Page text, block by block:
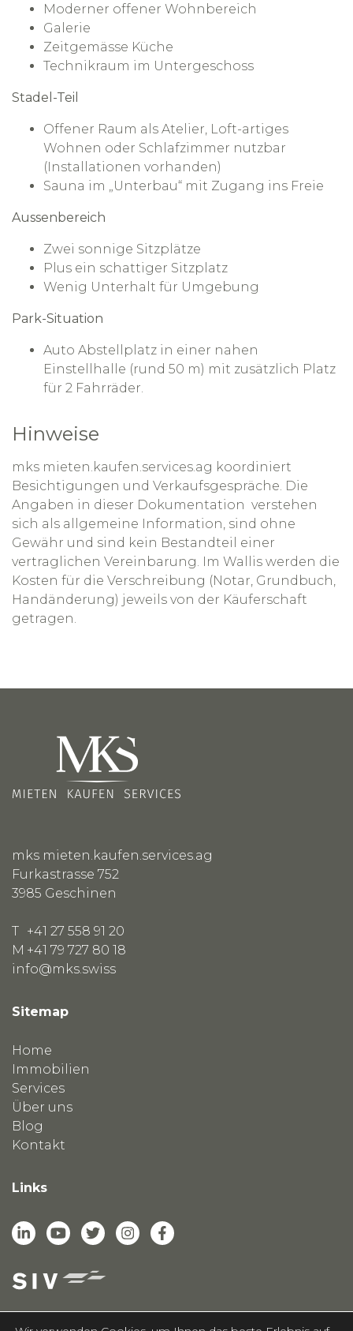
Moderner offener Wohnbereich
Galerie
Zeitgemässe Küche
Technikraum im Untergeschoss
Stadel-Teil
Offener Raum als Atelier, Loft-artiges
Wohnen oder Schlafzimmer nutzbar
(Installationen vorhanden)
Sauna im „Unterbau“ mit Zugang ins Freie
Aussenbereich
Zwei sonnige Sitzplätze
Plus ein schattiger Sitzplatz
Wenig Unterhalt für Umgebung
Park-Situation
Auto Abstellplatz in einer nahen
Einstellhalle (rund 50 m) mit zusätzlich Platz
für 2 Fahrräder.
Hinweise
mks mieten.kaufen.services.ag koordiniert
Besichtigungen und Verkaufsgespräche. Die
Angaben in dieser Dokumentation verstehen
sich als allgemeine Information, sind ohne
Gewähr und sind kein Bestandteil einer
vertraglichen Vereinbarung. Im Wallis werden die
Kosten für die Verschreibung (Notar, Grundbuch,
Handänderung) jeweils von der Käuferschaft
getragen.
mks mieten.kaufen.services.ag
Furkastrasse 752
3985 Geschinen
T +41 27 558 91 20
M +41 79 727 80 18
info@mks.swiss
Sitemap
Home
Immobilien
Services
Über uns
Blog
Kontakt
Links